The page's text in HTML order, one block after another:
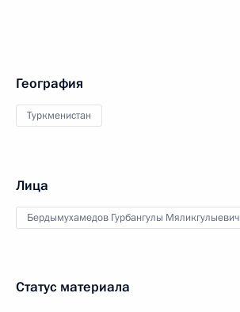
География
Туркменистан
Лица
Бердымухамедов Гурбангулы Мяликгулыевич
Статус материала